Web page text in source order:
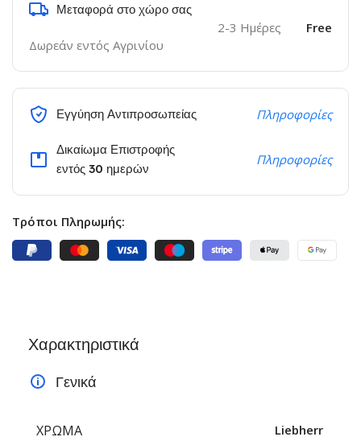
Μεταφορά στο χώρο σας
Δωρεάν εντός Αγρινίου
2-3 Ημέρες Free
Εγγύηση Αντιπροσωπείας Πληροφορίες
Δικαίωμα Επιστροφής
εντός 30 ημερών
Πληροφορίες
Τρόποι Πληρωμής:
Χαρακτηριστικά
Γενικά
ΧΡΏΜΑ Liebherr